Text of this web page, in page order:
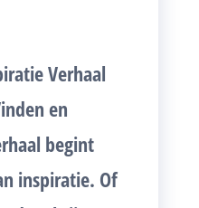
Verhaal
en
begint
inspiratie. Of